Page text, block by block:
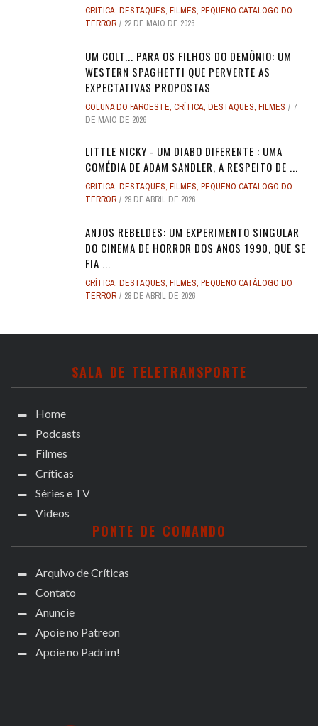
CRÍTICA, DESTAQUES, FILMES, PEQUENO CATÁLOGO DO
TERROR
22 DE MAIO DE 2026
UM COLT... PARA OS FILHOS DO DEMÔNIO: UM
WESTERN SPAGHETTI QUE PERVERTE AS
EXPECTATIVAS PROPOSTAS
COLUNA DO FAROESTE, CRÍTICA, DESTAQUES, FILMES
7
DE MAIO DE 2026
LITTLE NICKY - UM DIABO DIFERENTE : UMA
COMÉDIA DE ADAM SANDLER, A RESPEITO DE ...
CRÍTICA, DESTAQUES, FILMES, PEQUENO CATÁLOGO DO
TERROR
29 DE ABRIL DE 2026
ANJOS REBELDES: UM EXPERIMENTO SINGULAR
DO CINEMA DE HORROR DOS ANOS 1990, QUE SE
FIA ...
CRÍTICA, DESTAQUES, FILMES, PEQUENO CATÁLOGO DO
TERROR
28 DE ABRIL DE 2026
SALA DE TELETRANSPORTE
Home
Podcasts
Filmes
Críticas
Séries e TV
Videos
PONTE DE COMANDO
Arquivo de Críticas
Contato
Anuncie
Apoie no Patreon
Apoie no Padrim!